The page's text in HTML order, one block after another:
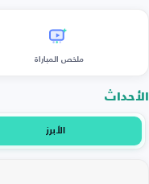
ملخص المباراة
الأحداث
الأبرز